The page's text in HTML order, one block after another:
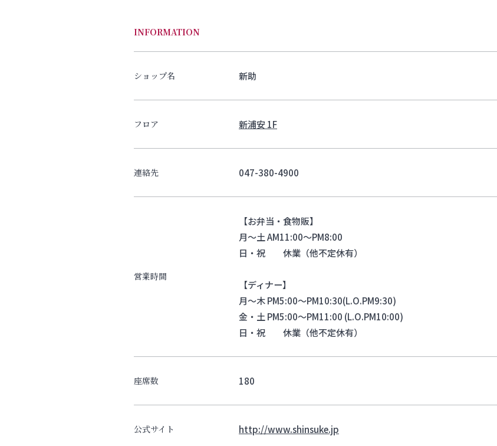
INFORMATION
ショップ名 新助
フロア 新浦安 1F
連絡先 047-380-4900
営業時間
【お弁当・食物販】
月～土 AM11:00～PM8:00
日・祝 休業（他不定休有）
【ディナー】
月～木 PM5:00～PM10:30(L.O.PM9:30)
金・土 PM5:00～PM11:00 (L.O.PM10:00)
日・祝 休業（他不定休有）
座席数 180
公式サイト http://www.shinsuke.jp